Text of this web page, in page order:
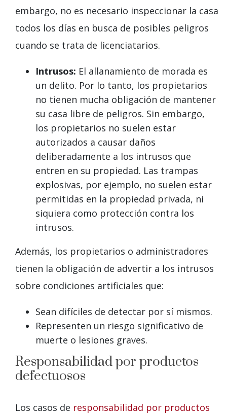
embargo, no es necesario inspeccionar la casa
todos los días en busca de posibles peligros
cuando se trata de licenciatarios.
Intrusos: El allanamiento de morada es
un delito. Por lo tanto, los propietarios
no tienen mucha obligación de mantener
su casa libre de peligros. Sin embargo,
los propietarios no suelen estar
autorizados a causar daños
deliberadamente a los intrusos que
entren en su propiedad. Las trampas
explosivas, por ejemplo, no suelen estar
permitidas en la propiedad privada, ni
siquiera como protección contra los
intrusos.
Además, los propietarios o administradores
tienen la obligación de advertir a los intrusos
sobre condiciones artificiales que:
Sean difíciles de detectar por sí mismos.
Representen un riesgo significativo de
muerte o lesiones graves.
Responsabilidad por productos
defectuosos
Los casos de responsabilidad por productos